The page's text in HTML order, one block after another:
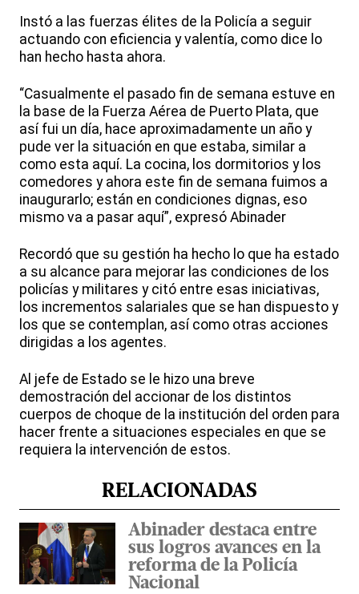
Instó a las fuerzas élites de la Policía a seguir
actuando con eficiencia y valentía, como dice lo
han hecho hasta ahora.
“Casualmente el pasado fin de semana estuve en
la base de la Fuerza Aérea de Puerto Plata, que
así fui un día, hace aproximadamente un año y
pude ver la situación en que estaba, similar a
como esta aquí. La cocina, los dormitorios y los
comedores y ahora este fin de semana fuimos a
inaugurarlo; están en condiciones dignas, eso
mismo va a pasar aquí”, expresó Abinader
Recordó que su gestión ha hecho lo que ha estado
a su alcance para mejorar las condiciones de los
policías y militares y citó entre esas iniciativas,
los incrementos salariales que se han dispuesto y
los que se contemplan, así como otras acciones
dirigidas a los agentes.
Al jefe de Estado se le hizo una breve
demostración del accionar de los distintos
cuerpos de choque de la institución del orden para
hacer frente a situaciones especiales en que se
requiera la intervención de estos.
RELACIONADAS
Abinader destaca entre
sus logros avances en la
reforma de la Policía
Nacional